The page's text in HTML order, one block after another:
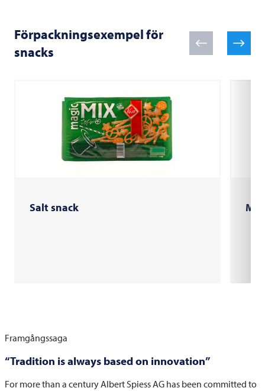
Förpackningsexempel för
snacks
Salt snack
Framgångssaga
“Tradition is always based on innovation”
For more than a century Albert Spiess AG has been committed to